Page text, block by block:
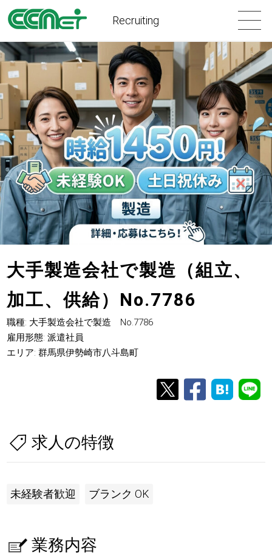
Recruiting
大手製造会社で製造（組立、
加工、供給）No.7786
職種: 大手製造会社で製造 No.7786
雇用形態: 派遣社員
エリア: 群馬県伊勢崎市八斗島町
求人の特徴
未経験者歓迎 ブランク OK
業務内容